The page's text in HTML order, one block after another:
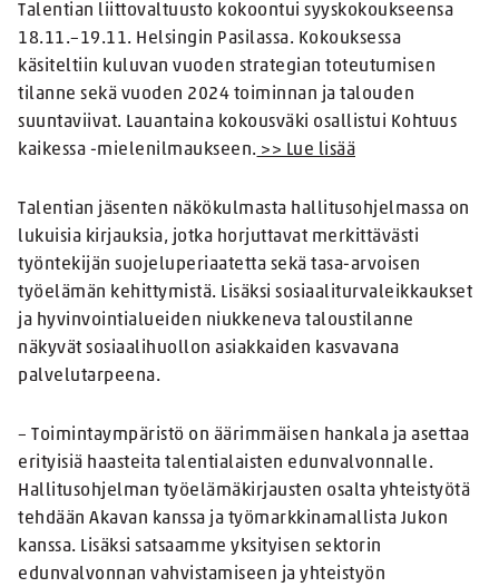
Talentian liittovaltuusto kokoontui syyskokoukseensa
18.11.–19.11. Helsingin Pasilassa. Kokouksessa
käsiteltiin kuluvan vuoden strategian toteutumisen
tilanne sekä vuoden 2024 toiminnan ja talouden
suuntaviivat. Lauantaina kokousväki osallistui Kohtuus
kaikessa -mielenilmaukseen. >> Lue lisää
Talentian jäsenten näkökulmasta hallitusohjelmassa on
lukuisia kirjauksia, jotka horjuttavat merkittävästi
työntekijän suojeluperiaatetta sekä tasa-arvoisen
työelämän kehittymistä. Lisäksi sosiaaliturvaleikkaukset
ja hyvinvointialueiden niukkeneva taloustilanne
näkyvät sosiaalihuollon asiakkaiden kasvavana
palvelutarpeena.
– Toimintaympäristö on äärimmäisen hankala ja asettaa
erityisiä haasteita talentialaisten edunvalvonnalle.
Hallitusohjelman työelämäkirjausten osalta yhteistyötä
tehdään Akavan kanssa ja työmarkkinamallista Jukon
kanssa. Lisäksi satsaamme yksityisen sektorin
edunvalvonnan vahvistamiseen ja yhteistyön